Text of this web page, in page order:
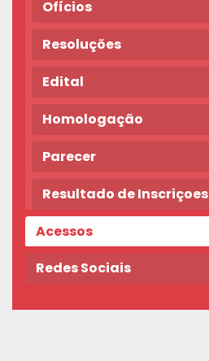
Ofícios
Resoluções
Edital
Homologação
Parecer
Resultado de Inscriçoes
Acessos
Redes Sociais